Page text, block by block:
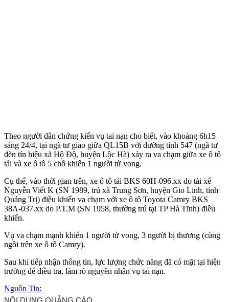
Theo người dân chứng kiến vụ tai nạn cho biết, vào khoảng 6h15
sáng 24/4, tại ngã tư giao giữa QL15B với đường tỉnh 547 (ngã tư
đèn tín hiệu xã Hộ Độ, huyện Lộc Hà) xảy ra va chạm giữa xe ô tô
tải và xe ô tô 5 chỗ khiến 1 người t‌ử von‌g.
Cụ thể, vào thời gian trên, xe ô tô tải BKS 60H-096.xx do tài xế
Nguyễn Viết K (SN 1989, trú xã Trung Sơn, huyện Gio Linh, tỉnh
Quảng Trị) điều khiển va chạm với xe ô tô Toyota Camry BKS
38A-037.xx do P.T.M (SN 1958, thường trú tại TP Hà Tĩnh) điều
khiển.
Vụ va chạm mạnh khiến 1 người t‌ử von‌g, 3 người bị thương (cùng
ngồi trên xe ô tô Camry).
Sau khi tiếp nhận thông tin, lực lượng chức năng đã có mặt tại hiện
trường để điều tra, làm rõ nguyên nhân vụ tai nạn.
Nguồn Tin: